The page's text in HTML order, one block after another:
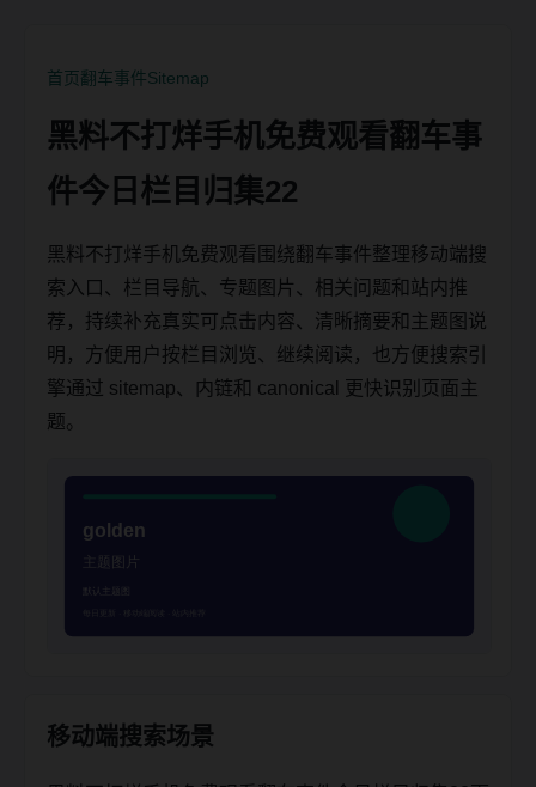
首页翻车事件Sitemap
黑料不打烊手机免费观看翻车事
件今日栏目归集22
黑料不打烊手机免费观看围绕翻车事件整理移动端搜
索入口、栏目导航、专题图片、相关问题和站内推
荐，持续补充真实可点击内容、清晰摘要和主题图说
明，方便用户按栏目浏览、继续阅读，也方便搜索引
擎通过 sitemap、内链和 canonical 更快识别页面主
题。
移动端搜索场景